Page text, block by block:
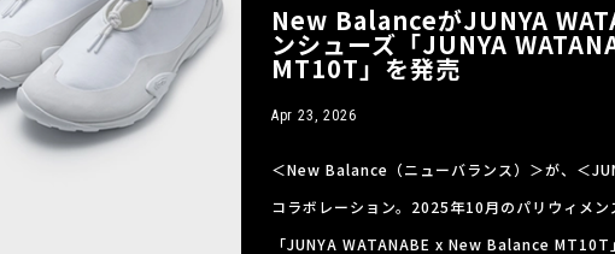
New BalanceがJUNYA
ンシューズ「JUNYA
MT10T」を発売
Apr 23, 2026
＜New Balance（ニューバランス）＞が、＜
コラボレーション。2025年10月のパリウィメ
「JUNYA WATANABE x New Balance